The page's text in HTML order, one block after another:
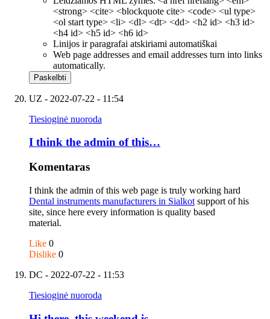
<strong> <cite> <blockquote cite> <code> <ul type>
<ol start type> <li> <dl> <dt> <dd> <h2 id> <h3 id>
<h4 id> <h5 id> <h6 id>
Linijos ir paragrafai atskiriami automatiškai
Web page addresses and email addresses turn into links
automatically.
UZ - 2022-07-22 - 11:54
Tiesioginė nuoroda
I think the admin of this…
Komentaras
I think the admin of this web page is truly working hard
Dental instruments manufacturers in Sialkot support of his
site, since here every information is quality based
material.
Like 0
Dislike 0
DC - 2022-07-22 - 11:53
Tiesioginė nuoroda